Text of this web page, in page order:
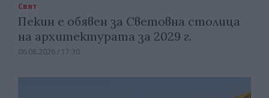
Свят
Пекин е обявен за Световна столица
на архитектурата за 2029 г.
06.08.2026 / 17:30